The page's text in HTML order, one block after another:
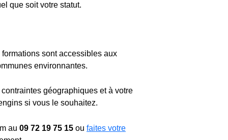
que soit votre statut.
sont accessibles aux
environnantes.
géographiques et à votre
si vous le souhaitez.
au 09 72 19 75 15 ou faites votre